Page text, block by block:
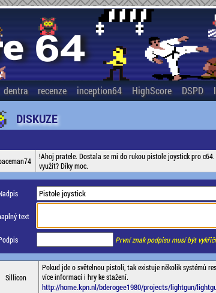
dentra recenze inception64 HighScore DSPD
DISKUZE
!Ahoj pratele. Dostala se mi do rukou pistole joystick pro
využít? Díky moc.
text
První znak podpisu musí být
Sillicon
Pokud jde o světelnou pistoli, tak existuje několik systémů
více informací i hry ke stažení.
http://home.kpn.nl/bderogee1980/projects/lightgun/